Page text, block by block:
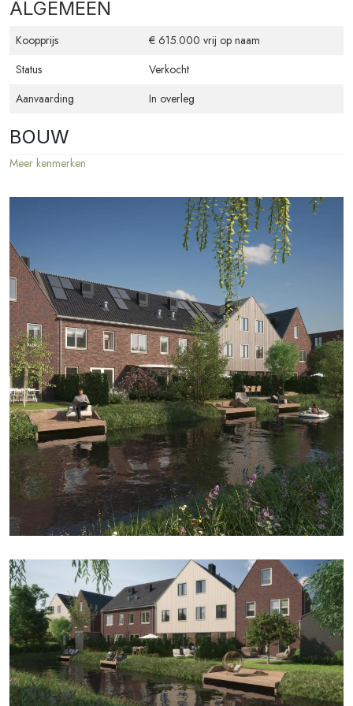
Wil je meer informatie of heb je vragen? Neem contact op via 072-
ALGEMEEN
Koopprijs
€ 615.000 vrij op naam
Status
Verkocht
Aanvaarding
In overleg
BOUW
Bouwvorm
Type woonhuis
Eengezinswoning
Hoekwoning
Bouwjaar
OPPERVLAKTEN EN INHOUD
Woonoppervlakte
146 m²
Buitenruimte oppervlakte
74 m²
Inhoud
526 m³
Externe bergruimte
12 m²
INDELING
Aantal kamers 5 kamers (4 slaapkamers)
ENERGIE
BUITEN
Locatie Aan water en in woonwijk
BERGING
Meer kenmerken